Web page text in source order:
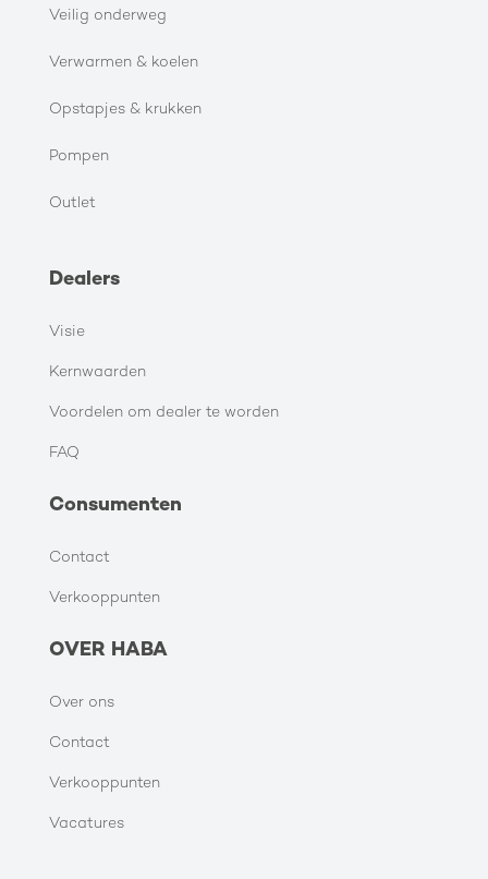
Veilig onderweg
Verwarmen & koelen
Opstapjes & krukken
Pompen
Outlet
Dealers
Visie
Kernwaarden
Voordelen om dealer te worden
FAQ
Consumenten
Contact
Verkooppunten
OVER HABA
Over ons
Contact
Verkooppunten
Vacatures